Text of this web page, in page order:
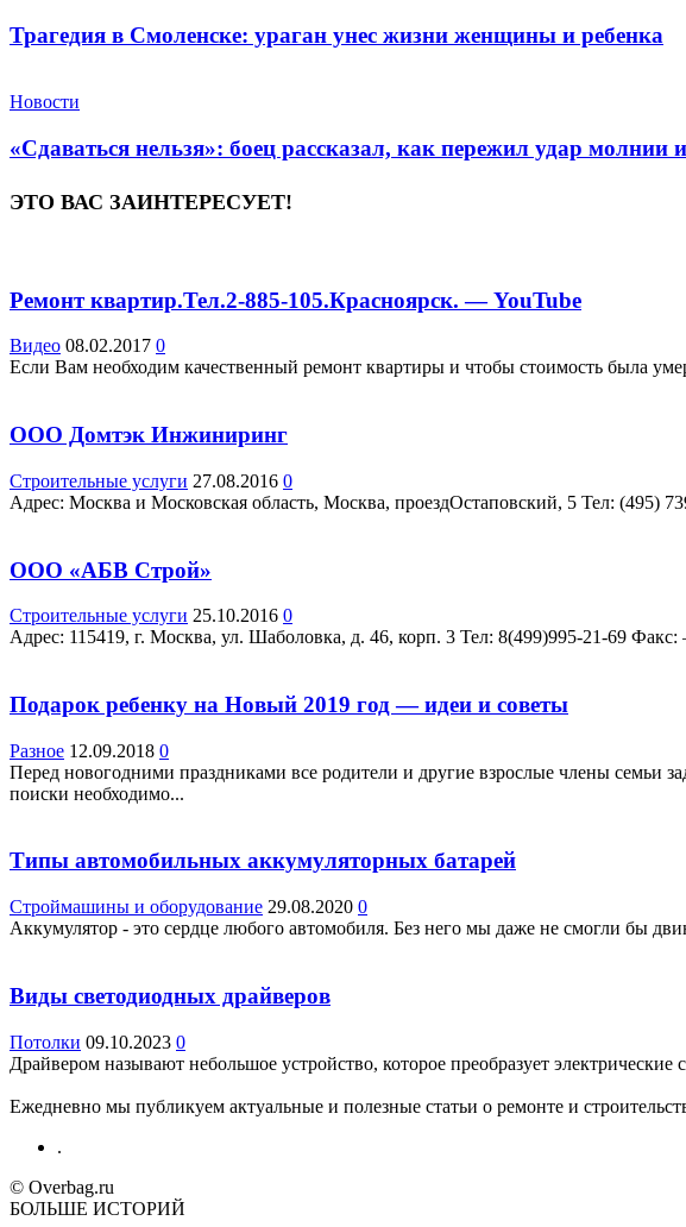
Трагедия в Смоленске: ураган унес жизни женщины и ребенка
Новости
«Сдаваться нельзя»: боец рассказал, как пережил удар молнии
ЭТО ВАС ЗАИНТЕРЕСУЕТ!
Ремонт квартир.Тел.2-885-105.Красноярск. — YouTube
Видео 08.02.2017 0
Если Вам необходим качественный ремонт квартиры и чтобы стоимость была
ООО Домтэк Инжиниринг
Строительные услуги 27.08.2016 0
Адрес: Москва и Московская область, Москва, проездОстаповский, 5 Teл: (495)
ООО «АБВ Строй»
Строительные услуги 25.10.2016 0
Адрес: 115419, г. Москва, ул. Шаболовка, д. 46, корп. 3 Teл: 8(499)995-21-69
Подарок ребенку на Новый 2019 год — идеи и советы
Разное 12.09.2018 0
Перед новогодними праздниками все родители и другие взрослые члены семьи
поиски необходимо...
Типы автомобильных аккумуляторных батарей
Строймашины и оборудование 29.08.2020 0
Аккумулятор - это сердце любого автомобиля. Без него мы даже не смогли бы
Виды светодиодных драйверов
Потолки 09.10.2023 0
Драйвером называют небольшое устройство, которое преобразует
Ежедневно мы публикуем актуальные и полезные статьи о ремонте и
.
© Overbag.ru
БОЛЬШЕ ИСТОРИЙ